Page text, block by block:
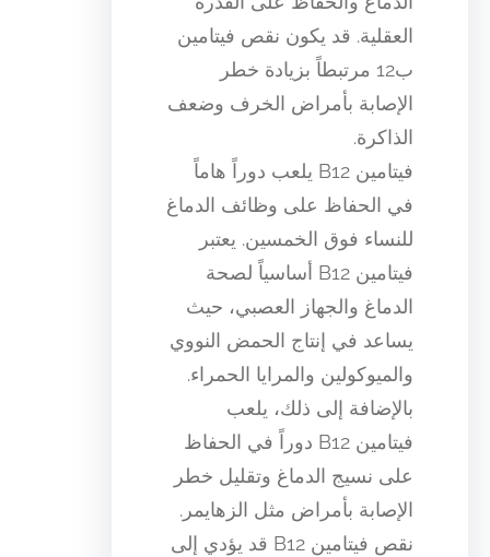
العقلية. قد يكون نقص فيتامين
ب12 مرتبطاً بزيادة خطر
الإصابة بأمراض الخرف وضعف
الذاكرة.
فيتامين B12 يلعب دوراً هاماً
في الحفاظ على وظائف الدماغ
للنساء فوق الخمسين. يعتبر
فيتامين B12 أساسياً لصحة
الدماغ والجهاز العصبي، حيث
يساعد في إنتاج الحمض النووي
والميوكولين والمرايا الحمراء.
بالإضافة إلى ذلك، يلعب
فيتامين B12 دوراً في الحفاظ
على نسيج الدماغ وتقليل خطر
الإصابة بأمراض مثل الزهايمر.
نقص فيتامين B12 قد يؤدي إلى